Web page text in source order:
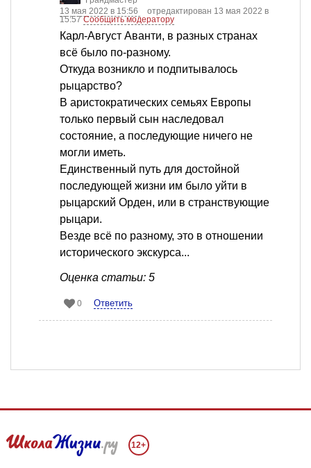
13 мая 2022 в 15:56
отредактирован 13 мая 2022 в
15:57Сообщить модератору
Карл-Август Аванти, в разных странах
всё было по-разному.
Откуда возникло и подпитывалось
рыцарство?
В аристократических семьях Европы
только первый сын наследовал
состояние, а последующие ничего не
могли иметь.
Единственный путь для достойной
последующей жизни им было уйти в
рыцарский Орден, или в странствующие
рыцари.
Везде всё по разному, это в отношении
исторического экскурса...
Оценка статьи: 5
0 Ответить
12+